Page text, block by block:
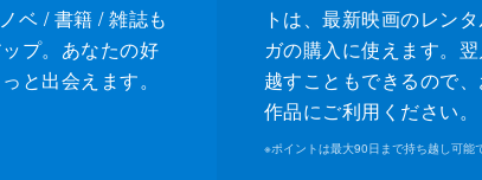
ベ / 書籍 / 雑誌も
プ。あなたの好
と出会えます。
トは、最新映画のレン
ガの購入に使えます。
越すこともできるので
作品にご利用ください。
※ポイントは最大90日まで持ち越し可能